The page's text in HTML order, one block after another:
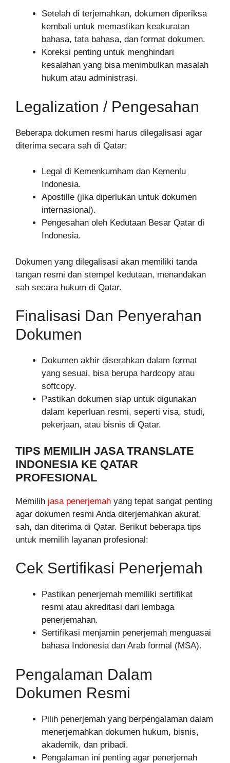
Setelah di terjemahkan, dokumen diperiksa
kembali untuk memastikan keakuratan
bahasa, tata bahasa, dan format dokumen.
Koreksi penting untuk menghindari
kesalahan yang bisa menimbulkan masalah
hukum atau administrasi.
Legalization / Pengesahan
Beberapa dokumen resmi harus dilegalisasi agar
diterima secara sah di Qatar:
Legal di Kemenkumham dan Kemenlu
Indonesia.
Apostille (jika diperlukan untuk dokumen
internasional).
Pengesahan oleh Kedutaan Besar Qatar di
Indonesia.
Dokumen yang dilegalisasi akan memiliki tanda
tangan resmi dan stempel kedutaan, menandakan
sah secara hukum di Qatar.
Finalisasi Dan Penyerahan
Dokumen
Dokumen akhir diserahkan dalam format
yang sesuai, bisa berupa hardcopy atau
softcopy.
Pastikan dokumen siap untuk digunakan
dalam keperluan resmi, seperti visa, studi,
pekerjaan, atau bisnis di Qatar.
TIPS MEMILIH JASA TRANSLATE
INDONESIA KE QATAR
PROFESIONAL
Memilih jasa penerjemah yang tepat sangat penting
agar dokumen resmi Anda diterjemahkan akurat,
sah, dan diterima di Qatar. Berikut beberapa tips
untuk memilih layanan profesional:
Cek Sertifikasi Penerjemah
Pastikan penerjemah memiliki sertifikat
resmi atau akreditasi dari lembaga
penerjemahan.
Sertifikasi menjamin penerjemah menguasai
bahasa Indonesia dan Arab formal (MSA).
Pengalaman Dalam
Dokumen Resmi
Pilih penerjemah yang berpengalaman dalam
menerjemahkan dokumen hukum, bisnis,
akademik, dan pribadi.
Pengalaman ini penting agar penerjemah